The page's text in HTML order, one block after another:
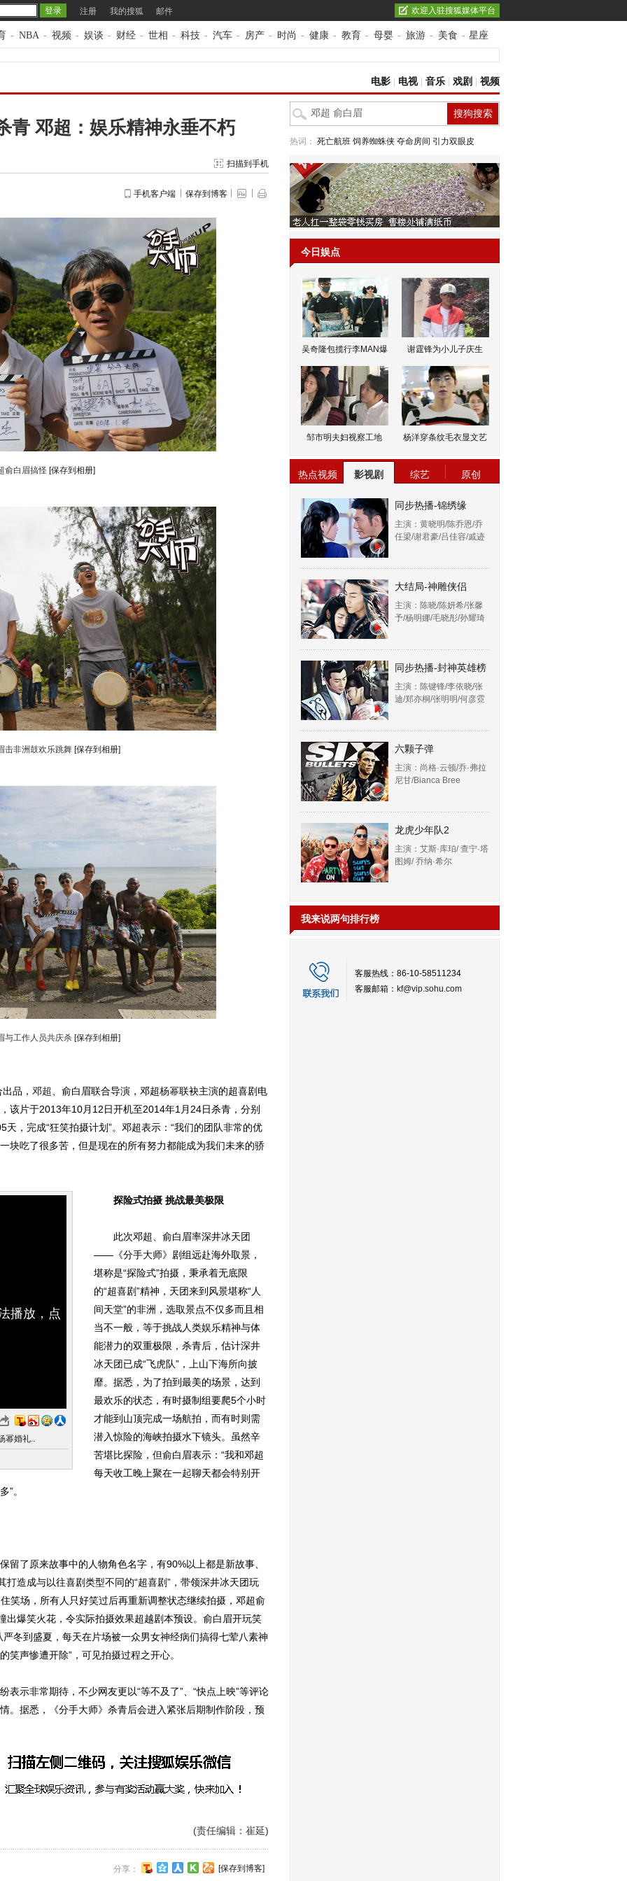
注册 我的搜狐 邮件 欢迎入驻搜狐媒体平台
- NBA - 视频 - 娱谈 - 财经 - 世相 - 科技 - 汽车 - 房产 - 时尚 - 健康 - 教育 - 母婴 - 旅游 - 美食 - 星座
电影 电视| 音乐 戏剧 视频
青 邓超：娱乐精神永垂不朽
扫描到手机
手机客户端 保存到博客
俞白眉搞怪 [保存到相册]
击非洲鼓欢乐跳舞 [保存到相册]
与工作人员共庆杀 [保存到相册]
品， 邓超 、俞白眉联合导演，邓超杨幂联袂主演的超喜剧电
该片于2013年10月12日开机至2014年1月24日杀青，分别
，完成“狂笑拍摄计划”。邓超表示：“我们的团队非常的优
块吃了很多苦，但是现在的所有努力都能成为我们未来的骄
播放，点
幂婚礼..
探险式拍摄 挑战最美极限
此次邓超、俞白眉率深井冰天团
——《分手大师》剧组远赴海外取景，
堪称是“探险式”拍摄，秉承着无底限
的“超喜剧”精神，天团来到风景堪称“人
间天堂”的非洲，选取景点不仅多而且相
当不一般，等于挑战人类娱乐精神与体
能潜力的双重极限，杀青后，估计深井
冰天团已成“飞虎队”，上山下海所向披
靡。据悉，为了拍到最美的场景，达到
最欢乐的状态，有时摄制组要爬5个小时
才能到山顶完成一场航拍，而有时则需
潜入惊险的海峡拍摄水下镜头。虽然辛
苦堪比探险，但俞白眉表示：“我和邓超
每天收工晚上聚在一起聊天都会特别开
”。
原来故事中的人物角色名字，有90%以上都是新故事、
打造成与以往喜剧类型不同的“超喜剧”，带领深井冰天团玩
笑场，所有人只好笑过后再重新调整状态继续拍摄，邓超俞
出爆笑火花，令实际拍摄效果超越剧本预设。俞白眉开玩笑
冬到盛夏，每天在片场被一众男女神经病们搞得七荤八素神
笑声惨遭开除”，可见拍摄过程之开心。
非常期待，不少网友更以“等不及了”、“快点上映”等评论
。据悉，《分手大师》杀青后会进入紧张后期制作阶段，预
(责任编辑：崔延)
分享： [保存到博客]
热词： 死亡航班 饲养蜘蛛侠 夺命房间 引力双眼皮
今日娱点
吴奇隆包揽行李MAN爆 谢霆锋为小儿子庆生
邹市明夫妇视察工地 杨洋穿条纹毛衣显文艺
热点视频 影视剧 综艺 原创
同步热播-锦绣缘
主演：黄晓明/陈乔恩/乔
任梁/谢君豪/吕佳容/戚迹
大结局-神雕侠侣
主演：陈晓/陈妍希/张馨
予/杨明娜/毛晓彤/孙耀琦
同步热播-封神英雄榜
主演：陈键锋/李依晓/张
迪/郑亦桐/张明明/何彦霓
六颗子弹
主演：尚格·云顿/乔·弗拉
尼甘/Bianca Bree
龙虎少年队2
主演：艾斯·库珀/ 查宁·塔
图姆/ 乔纳·希尔
我来说两句排行榜
客服热线：86-10-58511234
客服邮箱： kf@vip.sohu.com